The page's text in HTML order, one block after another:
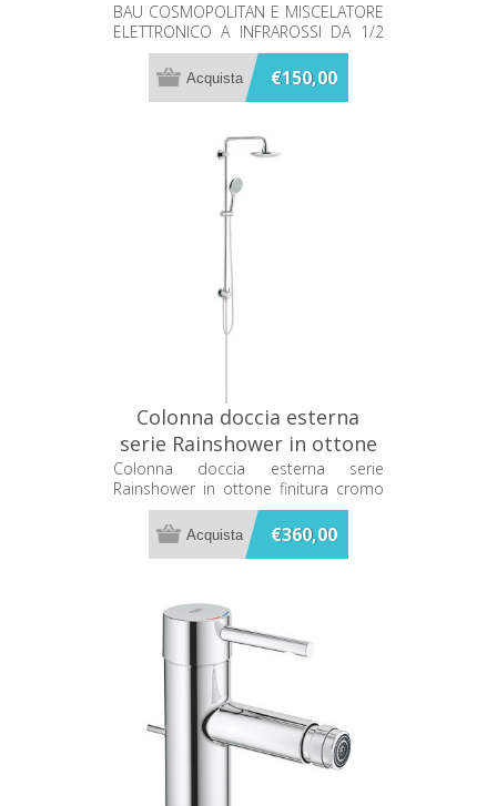
ELETTRONICO A
INFRAROSSI GROHE
36451000
BAU COSMOPOLITAN E MISCELATORE
ELETTRONICO A INFRAROSSI DA 1/2
CON DISPOSITIVO DI MISCELAZIONE E
BLOCCO DELLA TEMPERATURA
€150,00
Colonna doccia esterna
serie Rainshower in ottone
finitura cromo con
deviatore 27430000
Colonna doccia esterna serie
Rainshower in ottone finitura cromo
con deviatore 27430000
€360,00